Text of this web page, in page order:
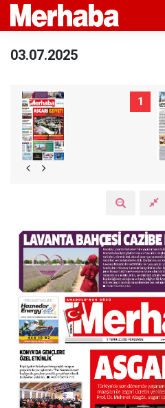
03.07.2025
1